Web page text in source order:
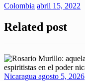
Colombia abril 15, 2022
Related post
Nicaragua agosto 5, 2026